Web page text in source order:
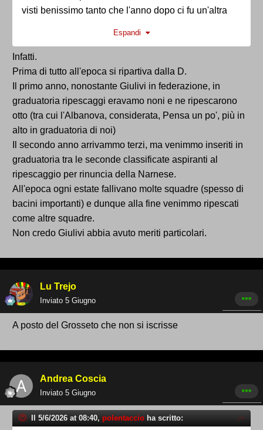
visti benissimo tanto che l'anno dopo ci fu un'altra
fummo rpescati ...addirittura l'ultima squadra
ripescata fu quella davanti a noi, l'albanova!!!!!!! e mi
ricordo che ci furono accettamenti il giorno dopo per
una squadra in bilico dui cui non ricordo il nome...se
saltava eravamo ripescati noi, cosa che ovviamente
non avvenne e facemmo il secondo campionato di
serie D consecutivo
Espandi
Infatti.
Prima di tutto all'epoca si ripartiva dalla D.
Il primo anno, nonostante Giulivi in federazione, in
graduatoria ripescaggi eravamo noni e ne ripescarono
otto (tra cui l'Albanova, considerata, Pensa un po', più in
alto in graduatoria di noi)
Il secondo anno arrivammo terzi, ma venimmo inseriti in
graduatoria tra le seconde classificate aspiranti al
ripescaggio per rinuncia della Narnese.
All'epoca ogni estate fallivano molte squadre (spesso di
bacini importanti) e dunque alla fine venimmo ripescati
come altre squadre.
Non credo Giulivi abbia avuto meriti particolari.
Lu Trejo
Inviato 5 Giugno
A posto del Grosseto che non si iscrisse
Andrea Coscia
Inviato 5 Giugno
Il 5/6/2026 at 08:40, polentaccio ha scritto: